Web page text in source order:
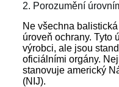
2. Porozumění
Ne všechna
úroveň ochrany. Tyto
výrobci, ale jsou
oficiálními orgány.
stanovuje americký
(NIJ).